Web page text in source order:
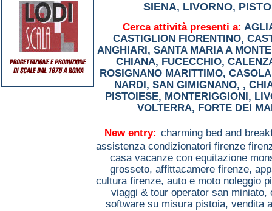
SIENA, LIVORNO,
Cerca attività presenti a:
CASTIGLION FIORENTINO,
ANGHIARI, SANTA MARIA A MONTE
CHIANA, FUCECCHIO,
ROSIGNANO MARITTIMO,
NARDI, SAN GIMIGNANO, ,
PISTOIESE, MONTERIGGIONI,
VOLTERRA, FORTE DEI
New entry: charming bed and
assistenza condizionatori firenze
casa vacanze con equitazione
grosseto, affittacamere firenze,
cultura firenze, auto e moto noleggio
viaggi & tour operator san miniato,
software su misura pistoia, vendita